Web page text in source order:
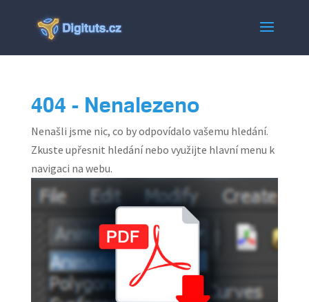
404 - Nenalezeno
Nenašli jsme nic, co by odpovídalo vašemu hledání.
Zkuste upřesnit hledání nebo využijte hlavní menu k
navigaci na webu.